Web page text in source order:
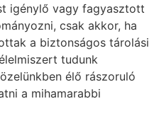
igénylő vagy fagyasztott
csak akkor, ha
a biztonságos tárolási
tudunk
élő rászoruló
a mihamarabbi